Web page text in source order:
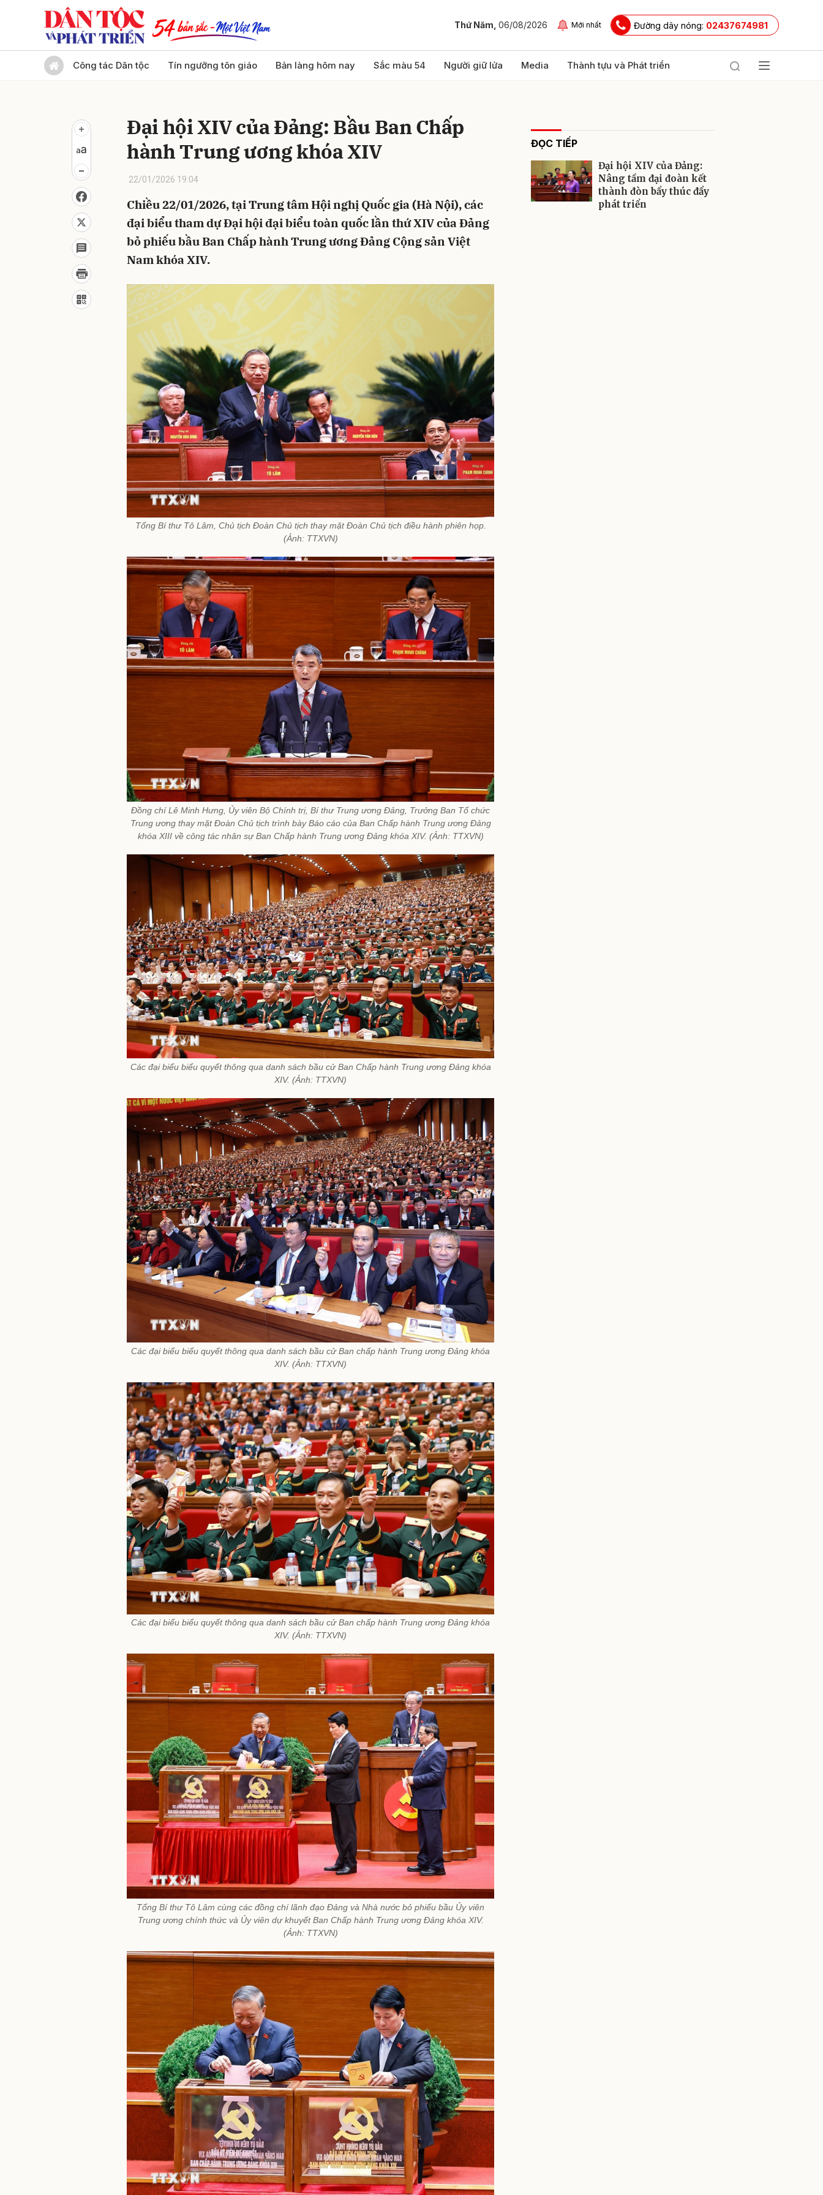
Thứ Năm, 06/08/2026 Mới nhất Đường dây nóng: 02437674981
Công tác Dân tộc Tín ngưỡng tôn giáo Bản làng hôm nay Sắc màu 54 Người giữ lửa Media Thành tựu và Phát triển
Đại hội XIV của Đảng: Bầu Ban Chấp
hành Trung ương khóa XIV
22/01/2026 19:04
Chiều 22/01/2026, tại Trung tâm Hội nghị Quốc gia (Hà Nội), các
đại biểu tham dự Đại hội đại biểu toàn quốc lần thứ XIV của Đảng
bỏ phiếu bầu Ban Chấp hành Trung ương Đảng Cộng sản Việt
Nam khóa XIV.
Tổng Bí thư Tô Lâm, Chủ tịch Đoàn Chủ tịch thay mặt Đoàn Chủ tịch điều hành phiên họp.
(Ảnh: TTXVN)
Đồng chí Lê Minh Hưng, Ủy viên Bộ Chính trị, Bí thư Trung ương Đảng, Trưởng Ban Tổ chức
Trung ương thay mặt Đoàn Chủ tịch trình bày Báo cáo của Ban Chấp hành Trung ương Đảng
khóa XIII về công tác nhân sự Ban Chấp hành Trung ương Đảng khóa XIV. (Ảnh: TTXVN)
Các đại biểu biểu quyết thông qua danh sách bầu cử Ban Chấp hành Trung ương Đảng khóa
XIV. (Ảnh: TTXVN)
Các đại biểu biểu quyết thông qua danh sách bầu cử Ban chấp hành Trung ương Đảng khóa
XIV. (Ảnh: TTXVN)
Các đại biểu biểu quyết thông qua danh sách bầu cử Ban chấp hành Trung ương Đảng khóa
XIV. (Ảnh: TTXVN)
Tổng Bí thư Tô Lâm cùng các đồng chí lãnh đạo Đảng và Nhà nước bỏ phiếu bầu Ủy viên
Trung ương chính thức và Ủy viên dự khuyết Ban Chấp hành Trung ương Đảng khóa XIV.
(Ảnh: TTXVN)
ĐỌC TIẾP
Đại hội XIV của Đảng:
Nâng tầm đại đoàn kết
thành đòn bẩy thúc đẩy
phát triển
Gửi bình luận
Gửi